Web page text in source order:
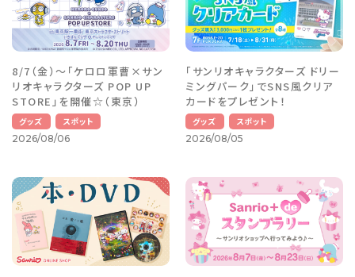
8/7（金）～「ケロロ軍曹×サン
リオキャラクターズ POP UP
STORE」を開催☆（東京）
グッズ
スポット
2026/08/06
「サンリオキャラクターズ ドリー
ミングパーク」でSNS風クリア
カードをプレゼント！
グッズ
スポット
2026/08/05